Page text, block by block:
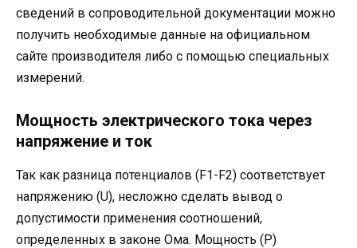
сведений в сопроводительной документации можно
получить необходимые данные на официальном
сайте производителя либо с помощью специальных
измерений.
Мощность электрического тока через
напряжение и ток
Так как разница потенциалов (F1-F2) соответствует
напряжению (U), несложно сделать вывод о
допустимости применения соотношений,
определенных в законе Ома. Мощность (P)